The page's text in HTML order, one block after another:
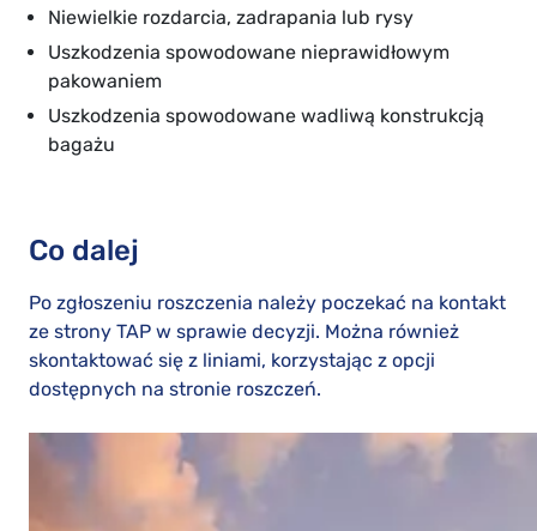
Niewielkie rozdarcia, zadrapania lub rysy
Uszkodzenia spowodowane nieprawidłowym
pakowaniem
Uszkodzenia spowodowane wadliwą konstrukcją
bagażu
Co dalej
Po zgłoszeniu roszczenia należy poczekać na kontakt
ze strony TAP w sprawie decyzji. Można również
skontaktować się z liniami, korzystając z opcji
dostępnych na stronie roszczeń.